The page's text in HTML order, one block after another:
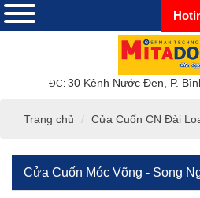
ĐC: 30 Kênh Nước Đen, P.
Trang chủ Cửa Cuốn CN Đài
Cửa Cuốn Móc Võng - Song